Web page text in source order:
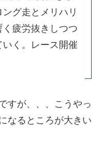
グ走とメリハリ
疲労抜きしつつ
く。レース開催
すが、、、こうやっ
なるところが大きい